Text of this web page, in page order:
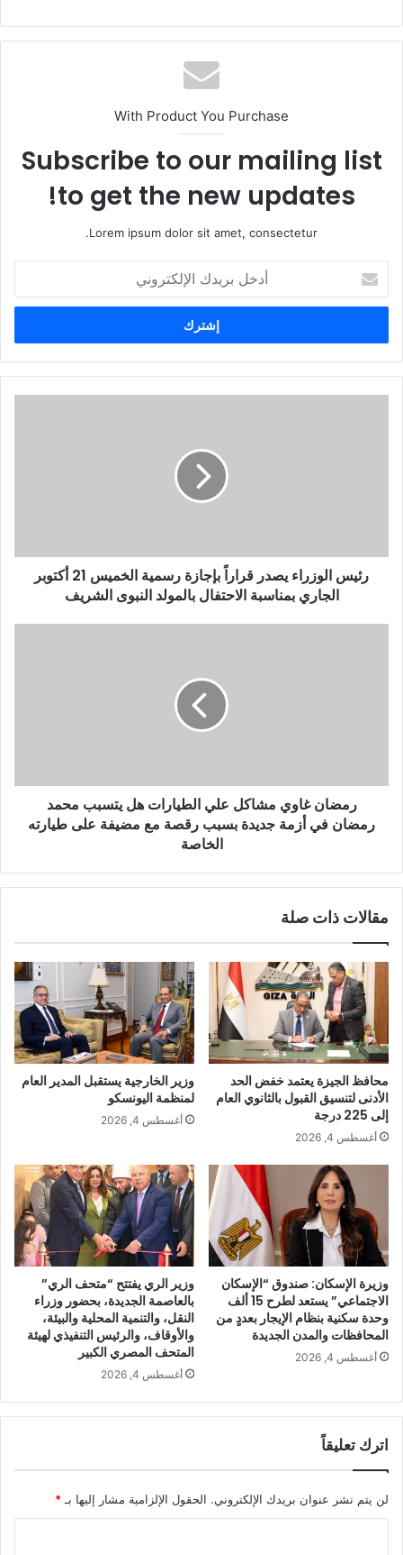
With Product You Purchase
Subscribe to our mailing list
to get the new updates!
Lorem ipsum dolor sit amet, consectetur.
خ
ب
ر
ر
رئيس الوزراء يصدر قراراً بإجازة رسمية الخميس 21 أكتوبر
الجاري بمناسبة الاحتفال بالمولد النبوى الشريف
رمضان غاوي مشاكل علي الطيارات هل يتسبب محمد
رمضان في أزمة جديدة بسبب رقصة مع مضيفة على طيارته
الخاصة
مقالات ذات صلة
محافظ الجيزة يعتمد خفض الحد
الأدنى لتنسيق القبول بالثانوي العام
إلى 225 درجة
أغسطس 4, 2026
وزير الخارجية يستقبل المدير العام
لمنظمة اليونسكو
أغسطس 4, 2026
وزيرة الإسكان: صندوق “الإسكان
الاجتماعي” يستعد لطرح 15 ألف
وحدة سكنية بنظام الإيجار بعددٍ من
المحافظات والمدن الجديدة
أغسطس 4, 2026
وزير الري يفتتح “متحف الري”
بالعاصمة الجديدة، بحضور وزراء
النقل، والتنمية المحلية والبيئة،
والأوقاف، والرئيس التنفيذي لهيئة
المتحف المصري الكبير
أغسطس 4, 2026
اترك تعليقاً
لن يتم نشر عنوان بريدك الإلكتروني. الحقول الإلزامية مشار إليها بـ *